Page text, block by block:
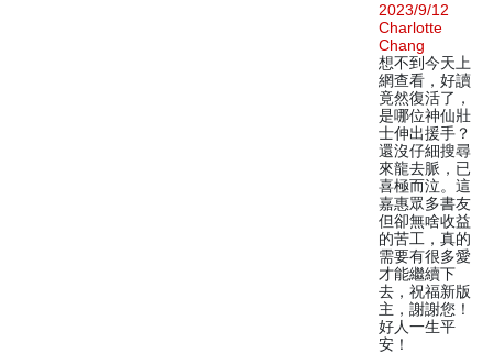
2023/9/12
Charlotte
Chang
想不到今天上
網查看，好讀
竟然復活了，
是哪位神仙壯
士伸出援手？
還沒仔細搜尋
來龍去脈，已
喜極而泣。這
嘉惠眾多書友
但卻無啥收益
的苦工，真的
需要有很多愛
才能繼續下
去，祝福新版
主，謝謝您！
好人一生平
安！